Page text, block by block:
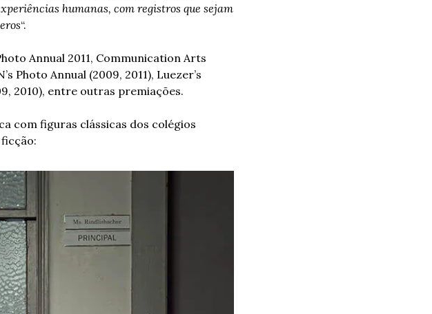
humanas, com registros que sejam
“.
Annual 2011, Communication Arts
Photo Annual (2009, 2011), Luezer’s
2010), entre outras premiações.
com figuras clássicas dos colégios